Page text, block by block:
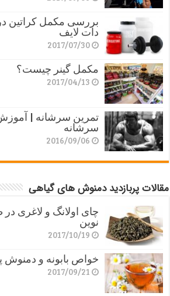
بررسی مکمل کراتین
دات لایف
2017/07/30
مکمل گینر چیست؟
2017/04/13
تمرین سرشانه |
سرشانه
2016/09/06
مقالات پربازدید دمنوش های گیاهی
چای اولانگ و لاغری
نوین
2017/10/19
خواص بابونه و دمنوش
2017/09/21